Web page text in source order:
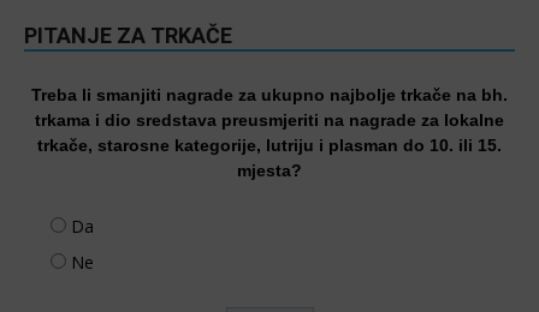
PITANJE ZA TRKAČE
Treba li smanjiti nagrade za ukupno najbolje trkače na bh.
trkama i dio sredstava preusmjeriti na nagrade za lokalne
trkače, starosne kategorije, lutriju i plasman do 10. ili 15.
mjesta?
Da
Ne